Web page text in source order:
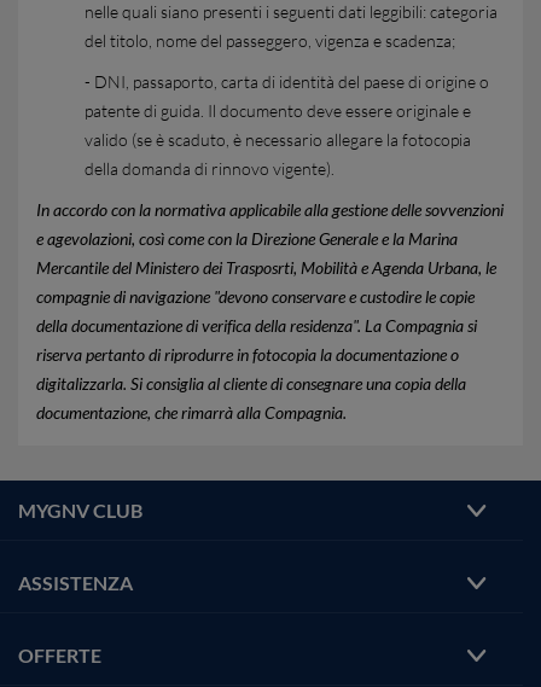
nelle quali siano presenti i seguenti dati leggibili: categoria
del titolo, nome del passeggero, vigenza e scadenza;
- DNI, passaporto, carta di identità del paese di origine o
patente di guida. Il documento deve essere originale e
valido (se è scaduto, è necessario allegare la fotocopia
della domanda di rinnovo vigente).
In accordo con la normativa applicabile alla gestione delle sovvenzioni
e agevolazioni, così come con la Direzione Generale e la Marina
Mercantile del Ministero dei Trasposrti, Mobilità e Agenda Urbana, le
compagnie di navigazione "devono conservare e custodire le copie
della documentazione di verifica della residenza". La Compagnia si
riserva pertanto di riprodurre in fotocopia la documentazione o
digitalizzarla. Si consiglia al cliente di consegnare una copia della
documentazione, che rimarrà alla Compagnia.
MYGNV CLUB
ASSISTENZA
OFFERTE